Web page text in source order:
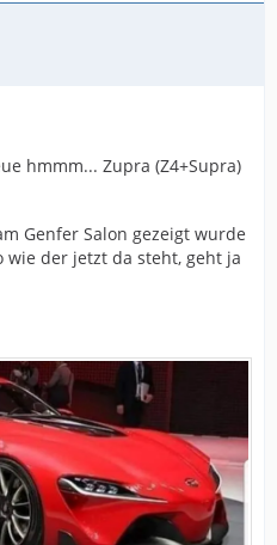
hmmm... Zupra (Z4+Supra)
Genfer Salon gezeigt wurde
wie der jetzt da steht, geht ja